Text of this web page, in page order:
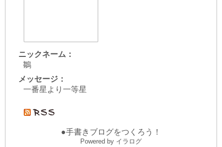
ニックネーム：
鶵
メッセージ：
一番星より一等星
●手書きブログをつくろう！
Powered by イラログ